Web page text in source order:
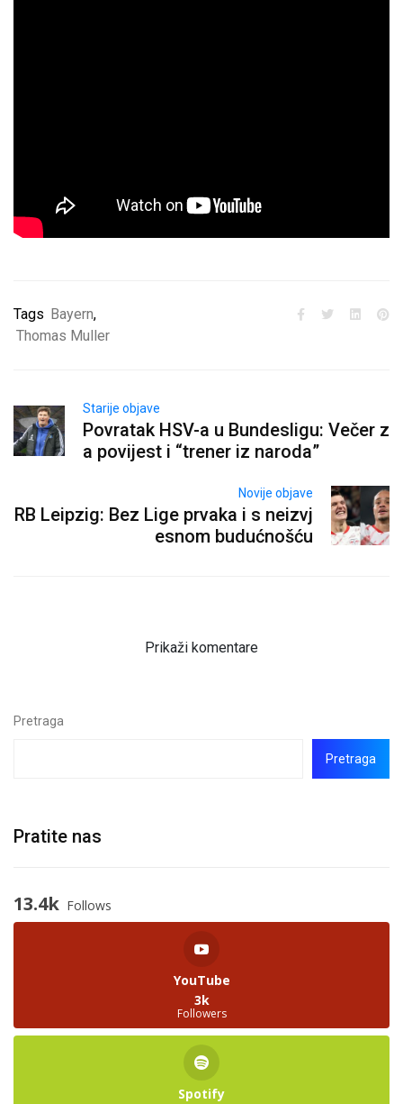
Tags Bayern,
Thomas Muller
Starije objave
Povratak HSV-a u Bundesligu: Večer z
a povijest i “trener iz naroda”
Novije objave
RB Leipzig: Bez Lige prvaka i s neizvj
esnom budućnošću
Prikaži komentare
Pretraga
Pretraga
Pratite nas
13.4k Follows
YouTube
3k
Followers
Spotify